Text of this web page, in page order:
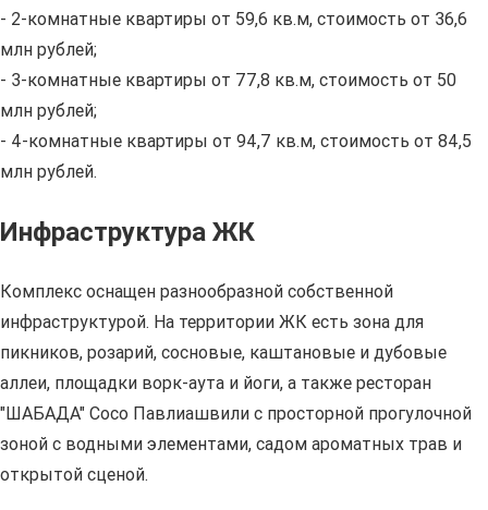
- 2-комнатные квартиры от 59,6 кв.м, стоимость от 36,6
млн рублей;
- 3-комнатные квартиры от 77,8 кв.м, стоимость от 50
млн рублей;
- 4-комнатные квартиры от 94,7 кв.м, стоимость от 84,5
млн рублей.
Инфраструктура ЖК
Комплекс оснащен разнообразной собственной
инфраструктурой. На территории ЖК есть зона для
пикников, розарий, сосновые, каштановые и дубовые
аллеи, площадки ворк-аута и йоги, а также ресторан
"ШАБАДА" Сосо Павлиашвили с просторной прогулочной
зоной с водными элементами, садом ароматных трав и
открытой сценой.